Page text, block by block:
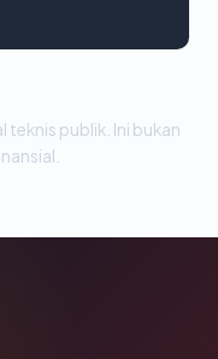
teknis publik. Ini bukan